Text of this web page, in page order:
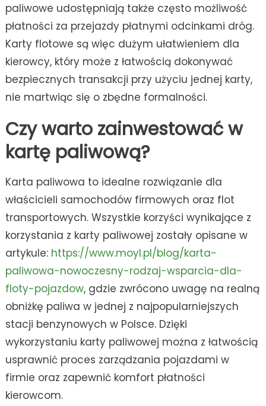
paliwowe udostępniają także często możliwość
płatności za przejazdy płatnymi odcinkami dróg.
Karty flotowe są więc dużym ułatwieniem dla
kierowcy, który może z łatwością dokonywać
bezpiecznych transakcji przy użyciu jednej karty,
nie martwiąc się o zbędne formalności.
Czy warto zainwestować w
kartę paliwową?
Karta paliwowa to idealne rozwiązanie dla
właścicieli samochodów firmowych oraz flot
transportowych. Wszystkie korzyści wynikające z
korzystania z karty paliwowej zostały opisane w
artykule: https://www.moyl.pl/blog/karta-
paliwowa-nowoczesny-rodzaj-wsparcia-dla-
floty-pojazdow, gdzie zwrócono uwagę na realną
obniżkę paliwa w jednej z najpopularniejszych
stacji benzynowych w Polsce. Dzięki
wykorzystaniu karty paliwowej można z łatwością
usprawnić proces zarządzania pojazdami w
firmie oraz zapewnić komfort płatności
kierowcom.